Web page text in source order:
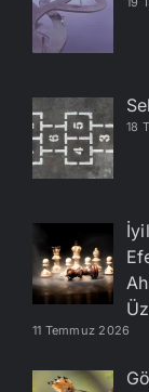
18
11 Temmuz 2026